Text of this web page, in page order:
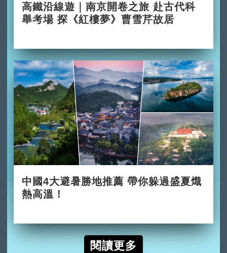
高鐵沿線遊｜南京開卷之旅 赴古代科
舉考場 探《紅樓夢》曹雪芹故居
中國4大避暑勝地推薦 帶你躲過盛夏熾
熱高溫！
閱讀更多